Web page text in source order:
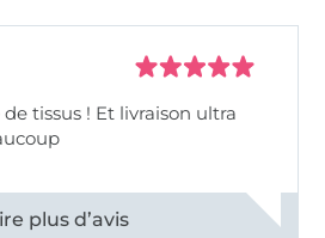
tissus ! Et livraison ultra
commentaires